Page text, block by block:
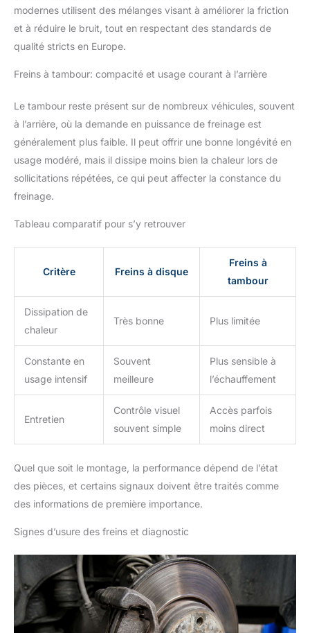
modernes utilisent des mélanges visant à améliorer la friction
et à réduire le bruit, tout en respectant des standards de
qualité stricts en Europe.
Freins à tambour: compacité et usage courant à l’arrière
Le tambour reste présent sur de nombreux véhicules, souvent
à l’arrière, où la demande en puissance de freinage est
généralement plus faible. Il peut offrir une bonne longévité en
usage modéré, mais il dissipe moins bien la chaleur lors de
sollicitations répétées, ce qui peut affecter la constance du
freinage.
Tableau comparatif pour s’y retrouver
Critère Freins à disque
Freins à
tambour
Dissipation de
chaleur
Très bonne Plus limitée
Constante en
usage intensif
Souvent
meilleure
Plus sensible à
l’échauffement
Entretien
Contrôle visuel
souvent simple
Accès parfois
moins direct
Quel que soit le montage, la performance dépend de l’état
des pièces, et certains signaux doivent être traités comme
des informations de première importance.
Signes d’usure des freins et diagnostic